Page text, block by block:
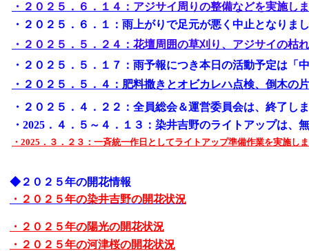
・２０２５．６．１４：アジサイ周りの整備などを実施し
・２０２５．６．１：雨上がりで足元が悪く中止となりま
・２０２５．５．２４：花壇周囲の草刈り、アジサイの枯
・２０２５．５．１７：雨予報につき本日の活動予定は「
・２０２５．５．４：肥料撒きとオビカレハ点検、倒木の
・２０２５．４．２２：全員総会＆運営委員会は、終了し
・2025．４．５～４．１３：染井吉野のライトアップは、
・2025．３．２３：一斉統一作日としてライトアップ準備作業を実施し
◆２０２５年の開花情報
・２０２５年の染井吉野の開花状況
・２０２５年の陽光の開花状況
・２０２５年の河津桜の開花状況